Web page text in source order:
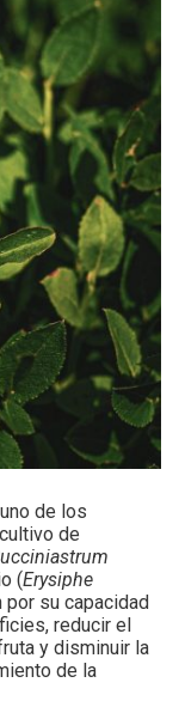
de los
de
(Erysiphe
por su capacidad
reducir el
y disminuir la
de la